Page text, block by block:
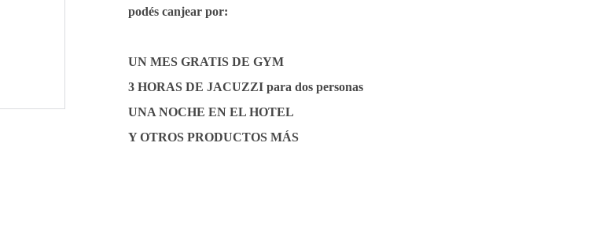
podés canjear por:
UN MES GRATIS DE GYM
3 HORAS DE JACUZZI para dos personas
UNA NOCHE EN EL HOTEL
Y OTROS PRODUCTOS MÁS